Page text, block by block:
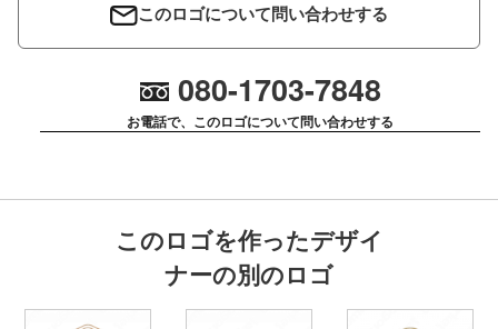
このロゴについて問い合わせする
080-1703-7848
お電話で、このロゴについて問い合わせする
このロゴを作ったデザイ
ナーの別のロゴ